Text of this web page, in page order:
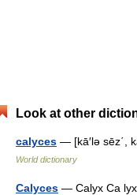
Look at other
calyces — [kā′lə sēz΄,
World dictionary
Calyces — Calyx Ca